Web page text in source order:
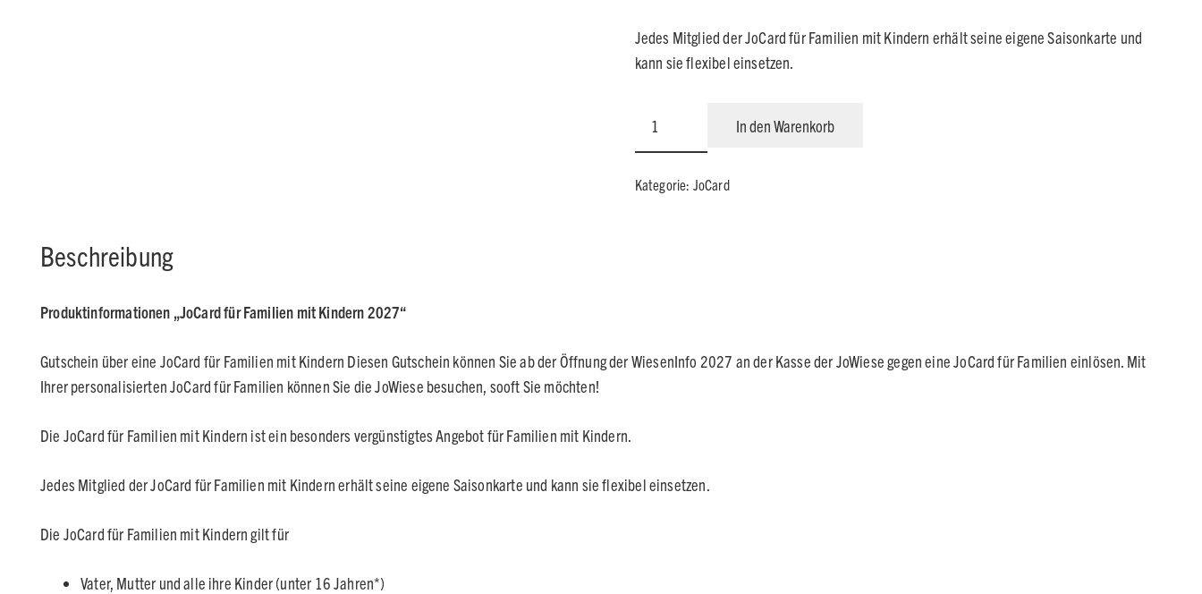
Jedes Mitglied der JoCard für Familien mit Kindern erhält seine eigene Saisonkarte und
kann sie flexibel einsetzen.
mit
In den Warenkorb
Kategorie: JoCard
Beschreibung
Produktinformationen „JoCard für Familien mit Kindern 2027“
Gutschein über eine JoCard für Familien mit Kindern Diesen Gutschein können Sie ab der Öffnung der WiesenInfo 2027 an der Kasse der JoWiese gegen eine JoCard für Familien einlösen. Mit
Ihrer personalisierten JoCard für Familien können Sie die JoWiese besuchen, sooft Sie möchten!
Die JoCard für Familien mit Kindern ist ein besonders vergünstigtes Angebot für Familien mit Kindern.
Jedes Mitglied der JoCard für Familien mit Kindern erhält seine eigene Saisonkarte und kann sie flexibel einsetzen.
Die JoCard für Familien mit Kindern gilt für
Vater, Mutter und alle ihre Kinder (unter 16 Jahren*)